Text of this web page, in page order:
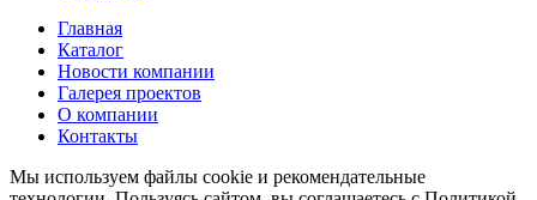
Главная
Каталог
Новости компании
Галерея проектов
О компании
Контакты
Мы используем файлы cookie и рекомендательные